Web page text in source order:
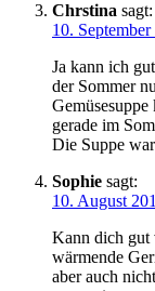
Chrstina sagt:
10.
Ja kann ich
der Sommer
Gemüsesuppe
gerade im
Die Suppe
Sophie sagt:
10. August
Kann dich gut
wärmende
aber auch